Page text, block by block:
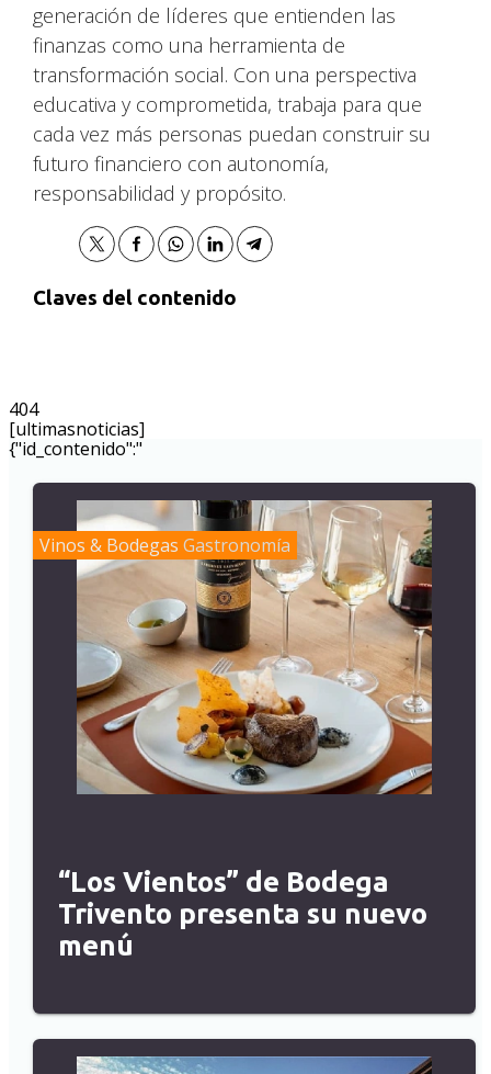
404
[ultimasnoticias]
generación de líderes que entienden las
finanzas como una herramienta de
transformación social. Con una perspectiva
educativa y comprometida, trabaja para que
cada vez más personas puedan construir su
futuro financiero con autonomía,
responsabilidad y propósito.
Claves del contenido
{"id_contenido":"
Vinos & Bodegas Gastronomía
“Los Vientos” de Bodega
Trivento presenta su nuevo
menú